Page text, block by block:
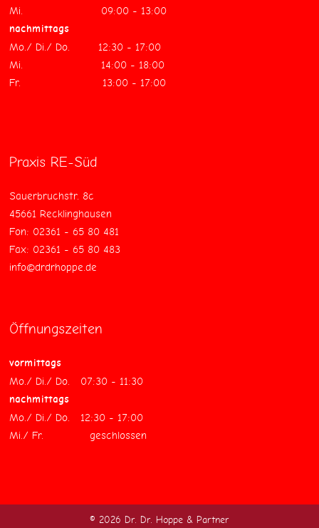
Mi. 09:00 - 13:00
nachmittags
Mo./ Di./ Do. 12:30 - 17:00
Mi. 14:00 - 18:00
Fr. 13:00 - 17:00
Praxis RE-Süd
Sauerbruchstr. 8c
45661 Recklinghausen
Fon: 02361 - 65 80 481
Fax: 02361 - 65 80 483
info@drdrhoppe.de
Öffnungszeiten
vormittags
Mo./ Di./ Do. 07:30 - 11:30
nachmittags
Mo./ Di./ Do. 12:30 - 17:00
Mi./ Fr. geschlossen
© 2026 Dr. Dr. Hoppe & Partner